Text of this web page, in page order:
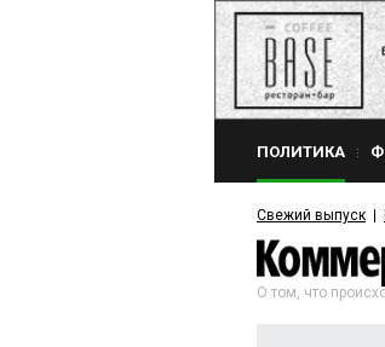
ПОЛИТИКА
Свежий выпуск
О том, что